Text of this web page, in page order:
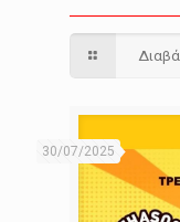
30/07/2025